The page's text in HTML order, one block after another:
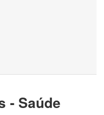
- Saúde